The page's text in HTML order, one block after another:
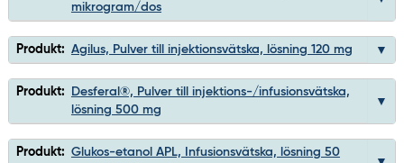
mikrogram/dos
Produkt: Agilus, Pulver till injektionsvätska, lösning 120 mg
Produkt:
Desferal®, Pulver till injektions-/infusionsvätska,
lösning 500 mg
Produkt: Glukos-etanol APL, Infusionsvätska, lösning 50